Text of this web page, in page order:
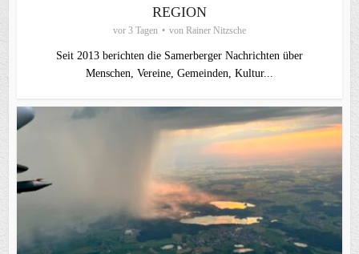
REGION
vor 3 Tagen von Rainer Nitzsche
Seit 2013 berichten die Samerberger Nachrichten über
Menschen, Vereine, Gemeinden, Kultur...